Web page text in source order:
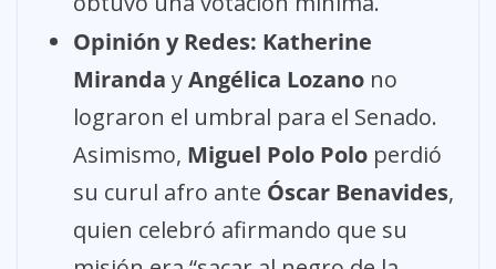
Opinión y Redes: Katherine
Miranda yAngélica Lozano no
lograron el umbral para el Senado.
Asimismo, Miguel Polo Polo perdió
su curul afro ante Óscar Benavides,
quien celebró afirmando que su